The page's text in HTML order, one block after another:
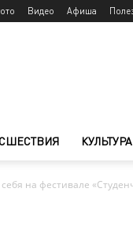
Видео Афиша
КУЛЬТУРА
на фестивале